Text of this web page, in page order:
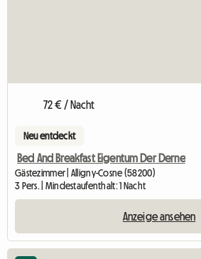
72 € / Nacht
Neu entdeckt
Bed And Breakfast Eigentum Der Derne
Gästezimmer | Alligny-Cosne (58200)
3 Pers. | Mindestaufenthalt: 1 Nacht
Anzeige ansehen